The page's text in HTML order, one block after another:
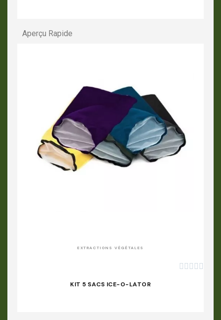
Aperçu Rapide
EXTRACTIONS VÉGÉTALES
    
KIT 5 SACS ICE-O-LATOR